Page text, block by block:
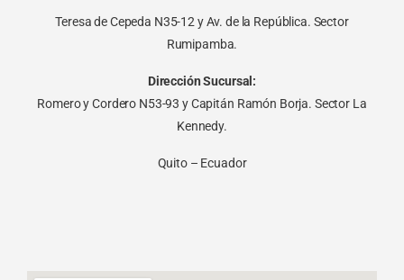
Teresa de Cepeda N35-12 y Av. de la República. Sector
Rumipamba.
Dirección Sucursal:
Romero y Cordero N53-93 y Capitán Ramón Borja. Sector La
Kennedy.
Quito – Ecuador